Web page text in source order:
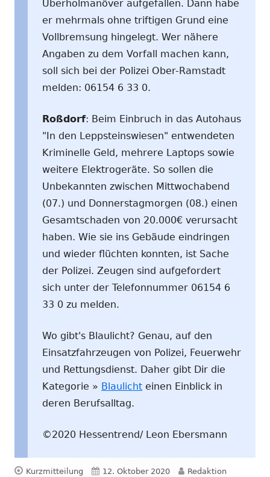
Überholmanöver aufgefallen. Dann habe
er mehrmals ohne triftigen Grund eine
Vollbremsung hingelegt. Wer nähere
Angaben zu dem Vorfall machen kann,
soll sich bei der Polizei Ober-Ramstadt
melden: 06154 6 33 0.
Roßdorf: Beim Einbruch in das Autohaus
"In den Leppsteinswiesen" entwendeten
Kriminelle Geld, mehrere Laptops sowie
weitere Elektrogeräte. So sollen die
Unbekannten zwischen Mittwochabend
(07.) und Donnerstagmorgen (08.) einen
Gesamtschaden von 20.000€ verursacht
haben. Wie sie ins Gebäude eindringen
und wieder flüchten konnten, ist Sache
der Polizei. Zeugen sind aufgefordert
sich unter der Telefonnummer 06154 6
33 0 zu melden.
Wo gibt's Blaulicht? Genau, auf den
Einsatzfahrzeugen von Polizei, Feuerwehr
und Rettungsdienst. Daher gibt Dir die
Kategorie » Blaulicht einen Einblick in
deren Berufsalltag.
©2020 Hessentrend/ Leon Ebersmann
Format
Kurzmitteilung Veröffentlicht
12. Oktober 2020 Autor
Redaktion